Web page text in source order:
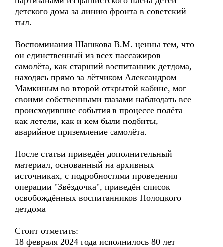
детского дома за линию фронта в советский
тыл.
Воспоминания Шашкова В.М. ценны тем, что
он единственный из всех пассажиров
самолёта, как старший воспитанник детдома,
находясь прямо за лётчиком Александром
Мамкиным во второй открытой кабине, мог
своими собственными глазами наблюдать все
происходившие события в процессе полёта —
как летели, как и кем были подбиты,
аварийное приземление самолёта.
После статьи приведён дополнительный
материал, основанный на архивных
источниках, с подробностями проведения
операции "Звёздочка", приведён список
освобождённых воспитанников Полоцкого
детдома
Стоит отметить:
18 февраля 2024 года исполнилось 80 лет